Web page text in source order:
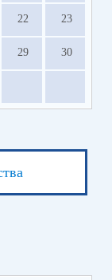
22 23
29 30